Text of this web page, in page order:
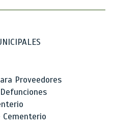
Proveedores